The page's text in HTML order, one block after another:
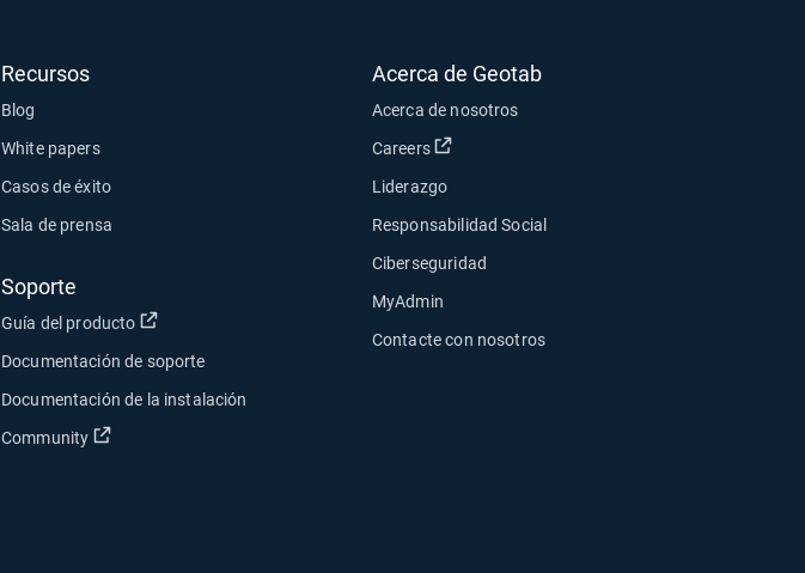
Recursos
Blog
White papers
Casos de éxito
Sala de prensa
Soporte
Guía del producto Abrir en una nueva ventana
Documentación de soporte
Documentación de la instalación
Community
Abrir en una nueva ventana
Acerca de Geotab
Acerca de nosotros
Careers
Abrir en una nueva ventana
Liderazgo
Responsabilidad Social
Ciberseguridad
MyAdmin
Contacte con nosotros